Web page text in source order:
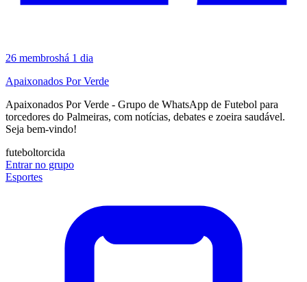
26 membroshá 1 dia
Apaixonados Por Verde
Apaixonados Por Verde - Grupo de WhatsApp de Futebol para
torcedores do Palmeiras, com notícias, debates e zoeira saudável.
Seja bem-vindo!
futeboltorcida
Entrar no grupo
Esportes